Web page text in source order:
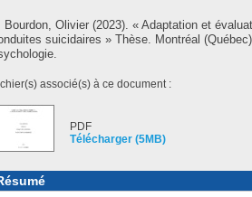
Bourdon, Olivier (2023). « Adaptation et
suicidaires » Thèse. Montréal
associé(s) à ce document :
PDF
Télécharger (5MB)